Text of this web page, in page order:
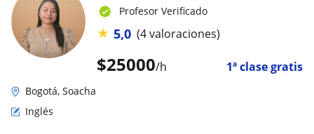
$25000/h 1ª clase gratis
Profesor Verificado
★ 5,0 (4 valoraciones)
Bogotá, Soacha
Inglés